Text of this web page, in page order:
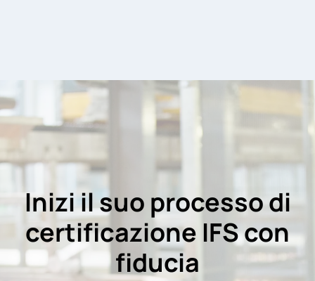
Inizi il suo processo di
certificazione IFS con
fiducia